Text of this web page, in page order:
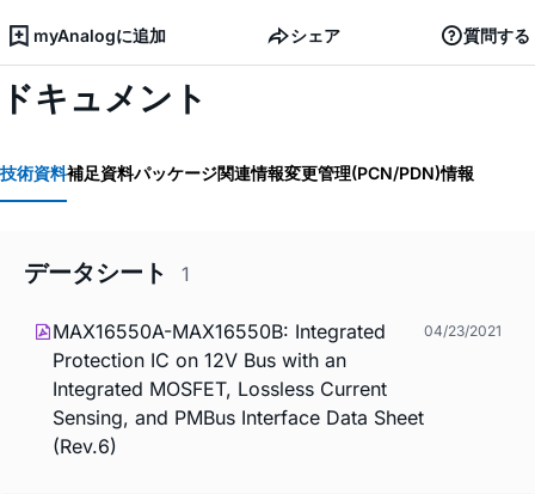
myAnalogに追加 シェア 質問する
ドキュメント
技術資料補足資料パッケージ関連情報変更管理(PCN/PDN)情報
データシート 1
MAX16550A-MAX16550B: Integrated
Protection IC on 12V Bus with an
Integrated MOSFET, Lossless Current
Sensing, and PMBus Interface Data Sheet
(Rev.6)
04/23/2021